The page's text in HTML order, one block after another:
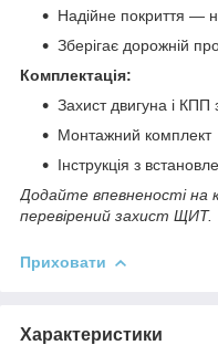
Надійне покриття —
Зберігає дорожній
Комплектація:
Захист двигуна і КПП
Монтажний комплект
Інструкція з
Додайте впевненості на
перевірений захист ЩИТ.
Приховати
Характеристики